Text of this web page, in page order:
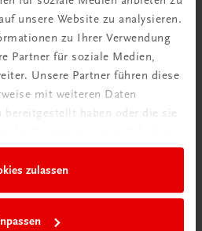
unsere Website zu analysieren.
zu Ihrer Verwendung
Partner für soziale Medien,
Unsere Partner führen diese
mit weiteren Daten
bereitgestellt haben oder die sie
zulassen